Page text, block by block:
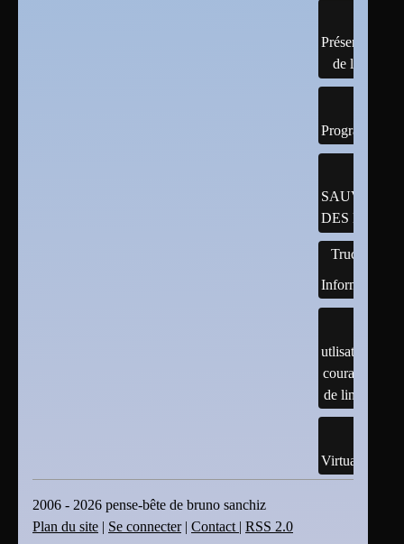
Présentation
de linux
DES
Trucs
Informatiques
utlisation
courante
de linux
Virtualisation
2006 - 2026 pense-bête de bruno sanchiz
Plan du site | Se connecter| Contact | RSS 2.0